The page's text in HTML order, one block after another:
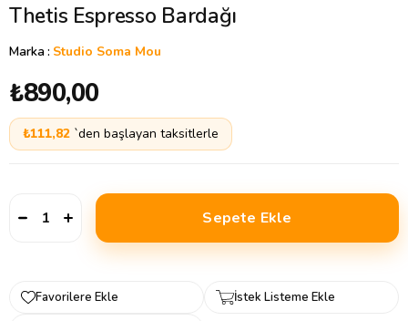
Thetis Espresso Bardağı
Marka: Studio Soma Mou
₺890,00
₺111,82 `den başlayan taksitlerle
Favorilere Ekle
İstek Listeme Ekle